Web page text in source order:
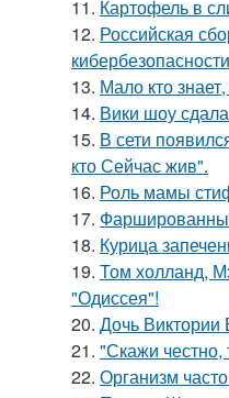
11. Картофель в
12. Российская
13. Мало кто
14. Вики шоу
15. В сети
кто Сейчас жив".
16. Роль мамы
17.
18. Курица
19. Том холланд,
"Одиссея"!
20. Дочь Виктории
21. "Скажи честно,
22. Организм